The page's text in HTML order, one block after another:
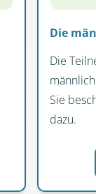
Die
Die
Sie
dazu.